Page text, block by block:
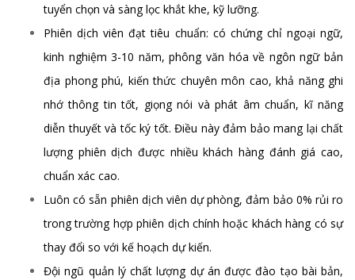
tuyển chọn và sàng lọc khắt khe, kỹ lưỡng.
Phiên dịch viên đạt tiêu chuẩn: có chứng chỉ ngoại ngữ,
kinh nghiệm 3-10 năm, phông văn hóa về ngôn ngữ bản
địa phong phú, kiến thức chuyên môn cao, khả năng ghi
nhớ thông tin tốt, giọng nói và phát âm chuẩn, kĩ năng
diễn thuyết và tốc ký tốt. Điều này đảm bảo mang lại chất
lượng phiên dịch được nhiều khách hàng đánh giá cao,
chuẩn xác cao.
Luôn có sẵn phiên dịch viên dự phòng, đảm bảo 0% rủi ro
trong trường hợp phiên dịch chính hoặc khách hàng có sự
thay đổi so với kế hoạch dự kiến.
Đội ngũ quản lý chất lượng dự án được đào tạo bài bản,